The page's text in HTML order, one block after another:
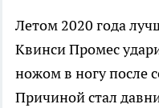
Летом 2020 года
Квинси Промес
ножом в ногу после
Причиной стал